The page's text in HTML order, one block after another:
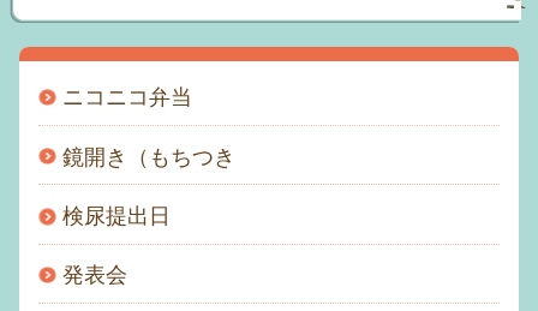
ニコニコ弁当
鏡開き（もちつき
検尿提出日
発表会
アクセス
おといあわせ
園の一日